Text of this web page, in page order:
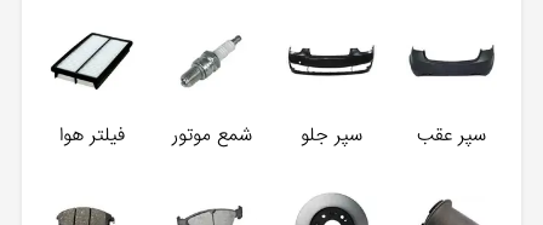
سپر عقب سپر جلو شمع موتور فیلتر هوا